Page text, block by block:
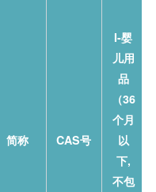
简称 CAS号
I-婴
儿用
品
（36
个月
以
下,
不包